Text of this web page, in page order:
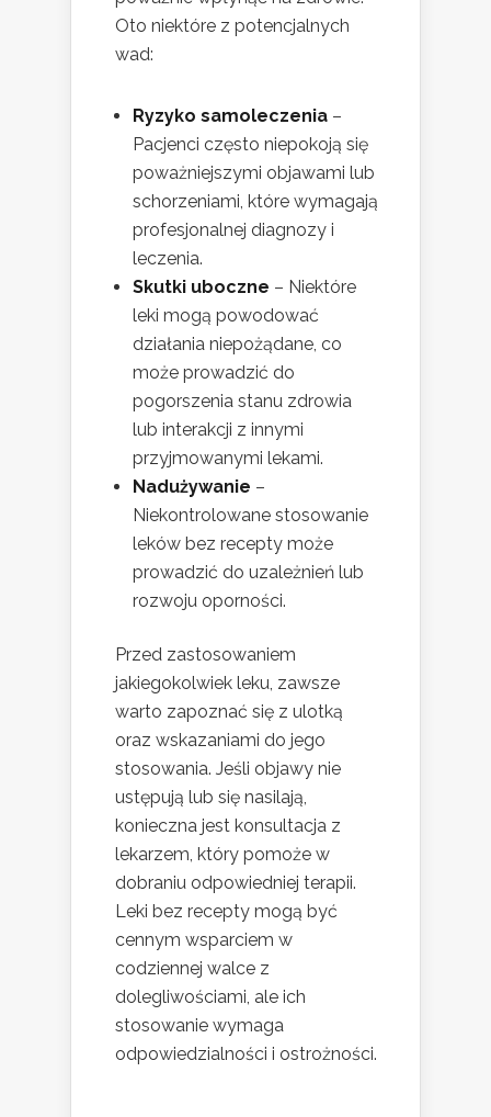
Oto niektóre z potencjalnych
wad:
Ryzyko samoleczenia –
Pacjenci często niepokoją się
poważniejszymi objawami lub
schorzeniami, które wymagają
profesjonalnej diagnozy i
leczenia.
Skutki uboczne – Niektóre
leki mogą powodować
działania niepożądane, co
może prowadzić do
pogorszenia stanu zdrowia
lub interakcji z innymi
przyjmowanymi lekami.
Nadużywanie –
Niekontrolowane stosowanie
leków bez recepty może
prowadzić do uzależnień lub
rozwoju oporności.
Przed zastosowaniem
jakiegokolwiek leku, zawsze
warto zapoznać się z ulotką
oraz wskazaniami do jego
stosowania. Jeśli objawy nie
ustępują lub się nasilają,
konieczna jest konsultacja z
lekarzem, który pomoże w
dobraniu odpowiedniej terapii.
Leki bez recepty mogą być
cennym wsparciem w
codziennej walce z
dolegliwościami, ale ich
stosowanie wymaga
odpowiedzialności i ostrożności.